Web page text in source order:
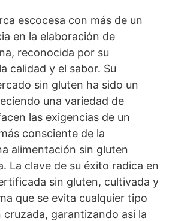
escocesa con más de un
en la elaboración de
reconocida por su
calidad y el sabor. Su
sin gluten ha sido un
una variedad de
las exigencias de un
consciente de la
alimentación sin gluten
La clave de su éxito radica en
sin gluten, cultivada y
que se evita cualquier tipo
garantizando así la